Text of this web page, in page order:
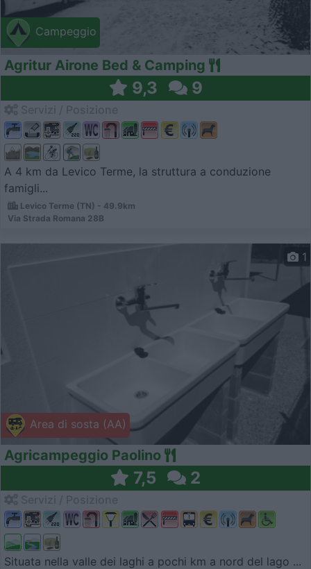
Campeggio
Agritur Airone Bed & Camping
9,3 9
A 4 km da Levico Terme, la struttura a conduzione
famigli...
Levico Terme (TN) - 49.9km
Via Strada Romana 28B
Area di sosta (AA)
1
Agricampeggio Paolino
7,5 2
Situata nella valle dei laghi a pochi km a nord del lago ...